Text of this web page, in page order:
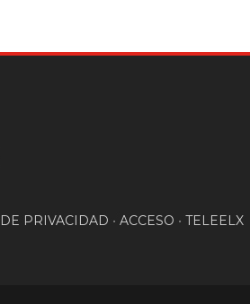
PRIVACIDAD • ACCESO • TELEELX